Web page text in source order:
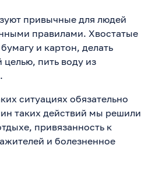
привычные для людей
правилами. Хвостатые
и картон, делать
целью, пить воду из
ситуациях обязательно
таких действий мы решили
привязанность к
и болезненное